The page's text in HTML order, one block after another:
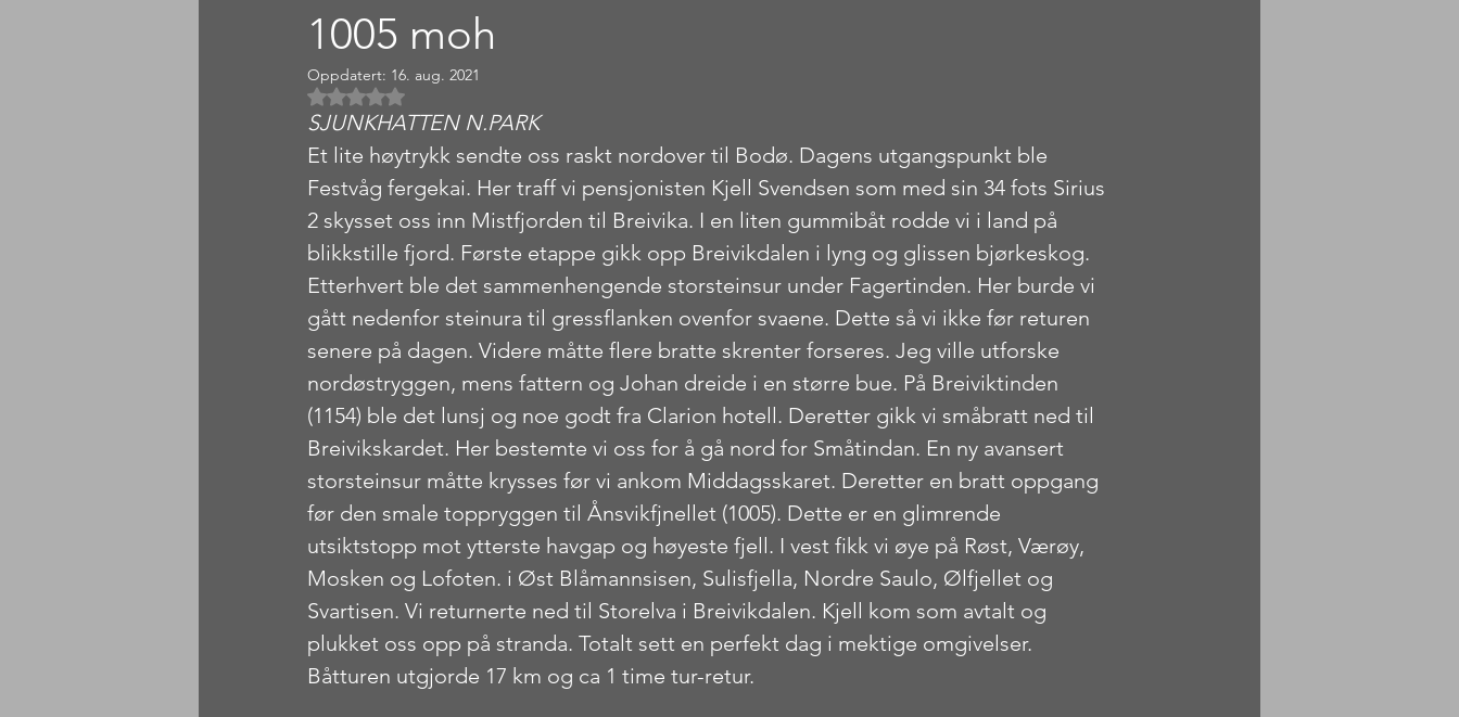
1005 moh
Oppdatert: 16. aug. 2021
Gitt NaN av 5 stjerner.
SJUNKHATTEN N.PARK
Et lite høytrykk sendte oss raskt nordover til Bodø. Dagens utgangspunkt ble
Festvåg fergekai. Her traff vi pensjonisten Kjell Svendsen som med sin 34 fots Sirius
2 skysset oss inn Mistfjorden til Breivika. I en liten gummibåt rodde vi i land på
blikkstille fjord. Første etappe gikk opp Breivikdalen i lyng og glissen bjørkeskog.
Etterhvert ble det sammenhengende storsteinsur under Fagertinden. Her burde vi
gått nedenfor steinura til gressflanken ovenfor svaene. Dette så vi ikke før returen
senere på dagen. Videre måtte flere bratte skrenter forseres. Jeg ville utforske
nordøstryggen, mens fattern og Johan dreide i en større bue. På Breiviktinden
(1154) ble det lunsj og noe godt fra Clarion hotell. Deretter gikk vi småbratt ned til
Breivikskardet. Her bestemte vi oss for å gå nord for Småtindan. En ny avansert
storsteinsur måtte krysses før vi ankom Middagsskaret. Deretter en bratt oppgang
før den smale toppryggen til Ånsvikfjnellet (1005). Dette er en glimrende
utsiktstopp mot ytterste havgap og høyeste fjell. I vest fikk vi øye på Røst, Værøy,
Mosken og Lofoten. i Øst Blåmannsisen, Sulisfjella, Nordre Saulo, Ølfjellet og
Svartisen. Vi returnerte ned til Storelva i Breivikdalen. Kjell kom som avtalt og
plukket oss opp på stranda. Totalt sett en perfekt dag i mektige omgivelser.
Båtturen utgjorde 17 km og ca 1 time tur-retur.